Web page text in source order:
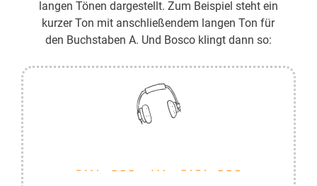
langen Tönen dargestellt. Zum Beispiel steht ein
kurzer Ton mit anschließendem langen Ton für
den Buchstaben A. Und Bosco klingt dann so: